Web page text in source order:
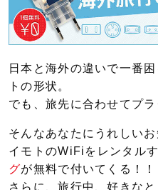
日本と海外の違いで一番
トの形状。
でも、旅先に合わせてプ
そんなあなたにうれしい
イモトのWiFiをレンタルす
グが無料で付いてくる！！
さらに、旅行中、好きな